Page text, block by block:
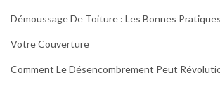
Démoussage De Toiture : Les Bonnes
Votre Couverture
Comment Le Désencombrement Peut